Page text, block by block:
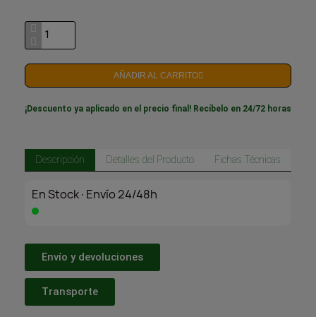
AÑADIR AL CARRITO
¡Descuento ya aplicado en el precio final! Recíbelo en 24/72 horas
Descripción Detalles del Producto Fichas Técnicas
En Stock·Envío 24/48h
Envío y devoluciones
Transporte